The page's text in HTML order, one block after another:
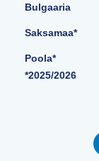
Bulgaaria
Saksamaa*
Poola*
*2025/2026